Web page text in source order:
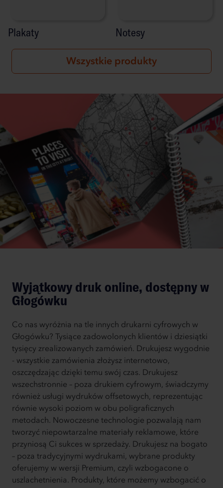
Plakaty Notesy
Wszystkie produkty
Wyjątkowy druk online, dostępny w
Głogówku
Co nas wyróżnia na tle innych drukarni cyfrowych w
Głogówku? Tysiące zadowolonych klientów i dziesiątki
tysięcy zrealizowanych zamówień. Drukujesz wygodnie
- wszystkie zamówienia złożysz internetowo,
oszczędzając dzięki temu swój czas. Drukujesz
wszechstronnie – poza drukiem cyfrowym, świadczymy
również usługi wydruków offsetowych, reprezentując
równie wysoki poziom w obu poligraficznych
metodach. Nowoczesne technologie pozwalają nam
tworzyć niepowtarzalne materiały reklamowe, które
przyniosą Ci sukces w sprzedaży. Drukujesz na bogato
– poza tradycyjnymi wydrukami, wybrane produkty
oferujemy w wersji Premium, czyli wzbogacone o
uszlachetnienia. Produkty, które możemy wzbogacić o